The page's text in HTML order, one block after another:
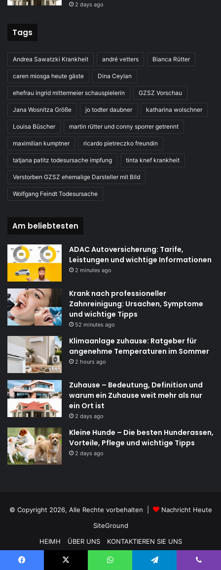
2 days ago
Tags
Andrea Sawatzki Krankheit andré vetters Bianca Rütter
caren miosga heute gäste Dina Ceylan
ehefrau ingrid mittermeier schauspielerin GZSZ Vorschau
Jana Wosnitza Größe jo todter daubner katharina wolschner
Louisa Büscher martin rütter und conny sporrer getrennt
maximilian kumptner ricardo pietreczko freundin
tatjana patitz todesursache impfung tinta knef krankheit
Verstorben GZSZ ehemalige Darsteller mit Bild
Wolfgang Feindt Todesursache
Am beliebtesten
ADAC Autoversicherung: Tarife,
Leistungen und wichtige Informationen
2 minutes ago
Krank nach professioneller
Zahnreinigung: Ursachen, Symptome
und wichtige Tipps
52 minutes ago
Klimaanlage zuhause: Ratgeber für
angenehme Temperaturen im Sommer
2 hours ago
Zuhause – Bedeutung, Definition und
warum ein Zuhause weit mehr als nur
ein Ort ist
2 days ago
Kleine Hunde – Die besten Hunderassen,
Vorteile, Pflege und wichtige Tipps
2 days ago
© Copyright 2026, Alle Rechte vorbehalten |
Nachricht Heute
SiteGround
HEIMH
ÜBER UNS
KONTAKTIEREN SIE UNS
DATENSCHUTZRICHTLINIE
HAFTUNGSAUSSCHLUSS